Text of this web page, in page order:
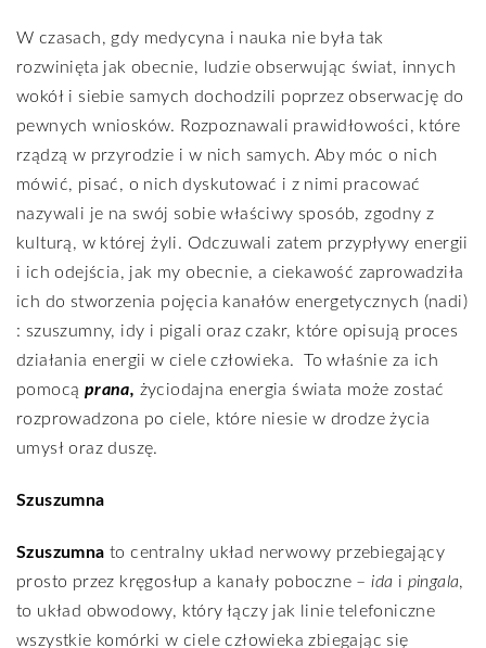
W czasach, gdy medycyna i nauka nie była tak
rozwinięta jak obecnie, ludzie obserwując świat, innych
wokół i siebie samych dochodzili poprzez obserwację do
pewnych wniosków. Rozpoznawali prawidłowości, które
rządzą w przyrodzie i w nich samych. Aby móc o nich
mówić, pisać, o nich dyskutować i z nimi pracować
nazywali je na swój sobie właściwy sposób, zgodny z
kulturą, w której żyli. Odczuwali zatem przypływy energii
i ich odejścia, jak my obecnie, a ciekawość zaprowadziła
ich do stworzenia pojęcia kanałów energetycznych (nadi)
: szuszumny, idy i pigali oraz czakr, które opisują proces
działania energii w ciele człowieka.
To właśnie za ich
pomocą prana, życiodajna energia świata może zostać
rozprowadzona po ciele, które niesie w drodze życia
umysł oraz duszę.
Szuszumna
Szuszumna to centralny układ nerwowy przebiegający
prosto przez kręgosłup a kanały poboczne – ida i pingala,
to układ obwodowy, który łączy jak linie telefoniczne
wszystkie komórki w ciele człowieka zbiegając się